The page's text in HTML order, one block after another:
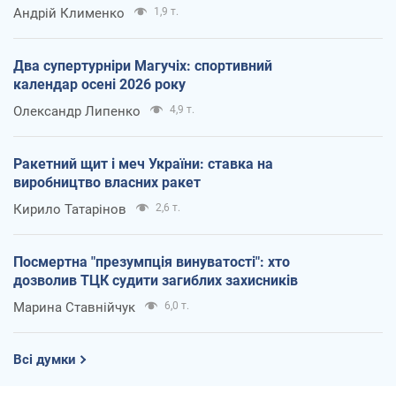
Андрій Клименко 1,9 т.
Два супертурніри Магучіх: спортивний
календар осені 2026 року
Олександр Липенко 4,9 т.
Ракетний щит і меч України: ставка на
виробництво власних ракет
Кирило Татарінов 2,6 т.
Посмертна "презумпція винуватості": хто
дозволив ТЦК судити загиблих захисників
Марина Ставнійчук 6,0 т.
Всі думки